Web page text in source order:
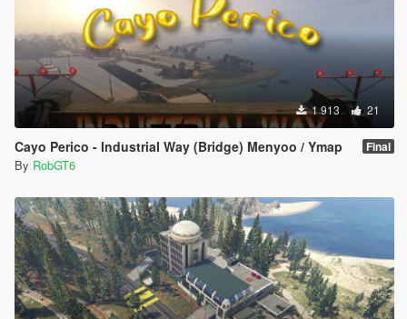
1 913 21
Cayo Perico - Industrial Way (Bridge) Menyoo / Ymap Final
By RobGT6